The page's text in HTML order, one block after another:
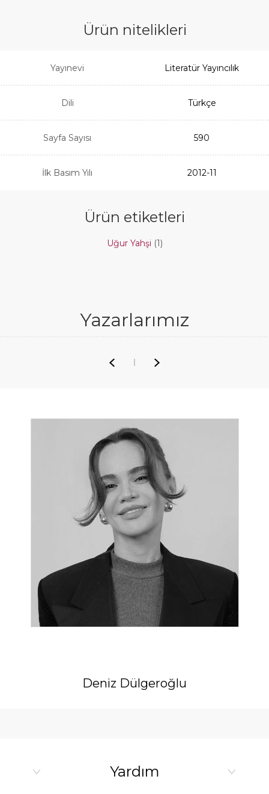
Ürün nitelikleri
Yayınevi Literatür Yayıncılık
Dili Türkçe
Sayfa Sayısı 590
İlk Basım Yılı 2012-11
Ürün etiketleri
Uğur Yahşi (1)
Yazarlarımız
Deniz Dülgeroğlu
Yardım